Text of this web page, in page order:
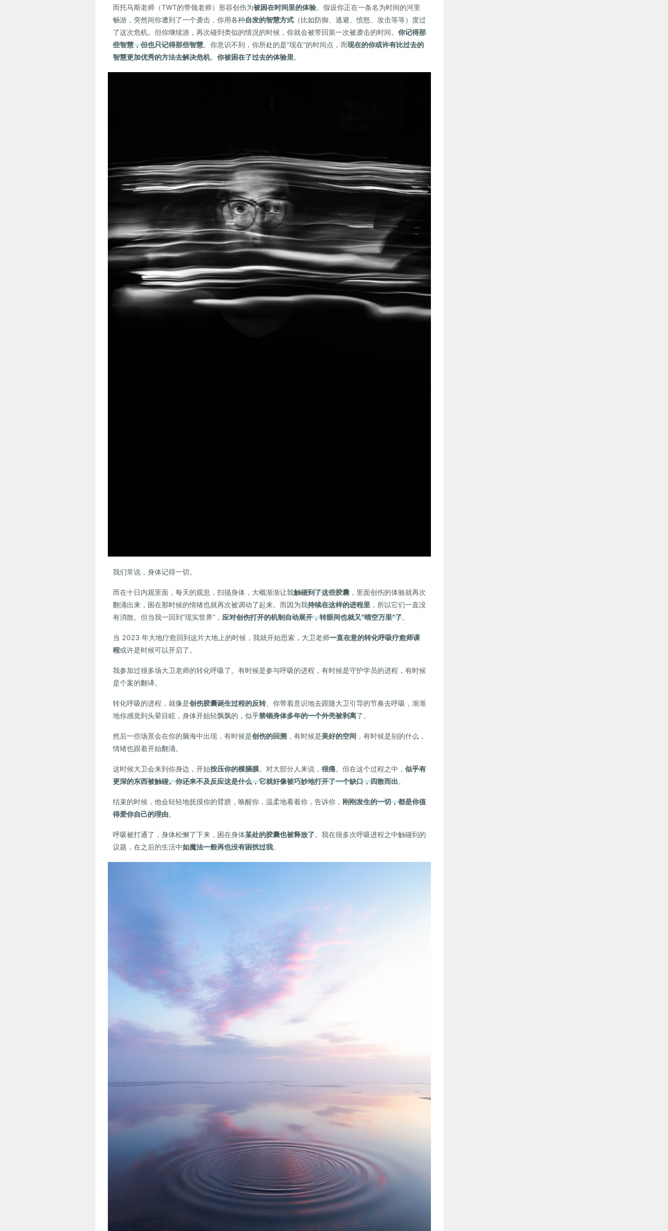
而托马斯老师（TWT的带领老师）形容创伤为被困在时间里的体验。假设你正在一条名为时间的河里
畅游，突然间你遭到了一个袭击，你用各种自发的智慧方式 （比如防御、逃避、愤怒、攻击等等）度过
了这次危机。但你继续游，再次碰到类似的情况的时候，你就会被带回第一次被袭击的时间。 你记得那
些智慧，但也只记得那些智慧。你意识不到，你所处的是”现在“的时间点，而现在的你或许有比过去的
智慧更加优秀的方法去解决危机。 你被困在了过去的体验里。
我们常说，身体记得一切。
而在十日内观里面，每天的观息，扫描身体，大概渐渐让我触碰到了这些胶囊 ，里面创伤的体验就再次
翻涌出来，困在那时候的情绪也就再次被调动了起来。而因为我持续在这样的进程里 ，所以它们一直没
有消散。但当我一回到”现实世界“， 应对创伤打开的机制自动展开，转眼间也就又“晴空万里”了。
当 2023 年大地疗愈回到这片大地上的时候，我就开始思索，大卫老师一直在意的转化呼吸疗愈师课
程或许是时候可以开启了。
我参加过很多场大卫老师的转化呼吸了。有时候是参与呼吸的进程，有时候是守护学员的进程，有时候
是个案的翻译。
转化呼吸的进程，就像是创伤胶囊诞生过程的反转。你带着意识地去跟随大卫引导的节奏去呼吸，渐渐
地你感觉到头晕目眩，身体开始轻飘飘的，似乎禁锢身体多年的一个外壳被剥离了。
然后一些场景会在你的脑海中出现，有时候是创伤的回溯 ，有时候是美好的空间 ，有时候是别的什么，
情绪也跟着开始翻涌。
这时候大卫会来到你身边，开始按压你的横膈膜。对大部分人来说， 很痛。但在这个过程之中， 似乎有
更深的东西被触碰。你还来不及反应这是什么，它就好像被巧妙地打开了一个缺口，四散而出。
结束的时候，他会轻轻地抚摸你的臂膀，唤醒你，温柔地看着你，告诉你， 刚刚发生的一切，都是你值
得爱你自己的理由。
呼吸被打通了，身体松懈了下来，困在身体某处的胶囊也被释放了。我在很多次呼吸进程之中触碰到的
议题，在之后的生活中如魔法一般再也没有困扰过我。